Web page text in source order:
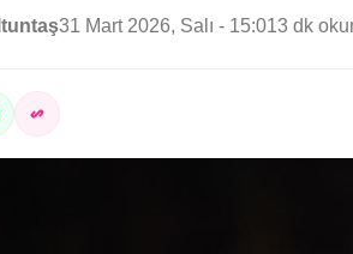
31 Mart 2026, Salı - 15:013 dk